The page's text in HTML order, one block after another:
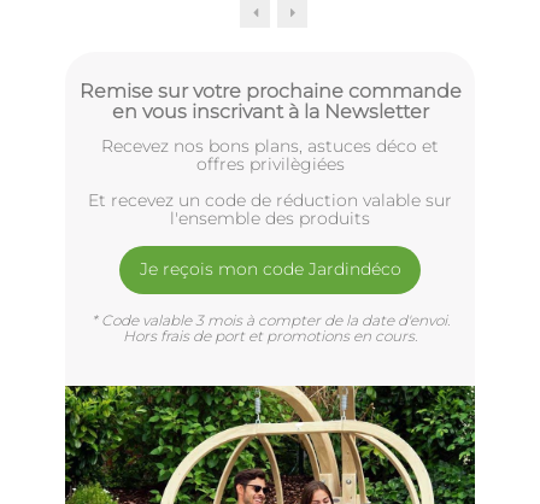
Remise sur votre prochaine commande
en vous inscrivant à la Newsletter
Recevez nos bons plans, astuces déco et
offres privilègiées
Et recevez un code de réduction valable sur
l'ensemble des produits
Je reçois mon code Jardindéco
* Code valable 3 mois à compter de la date d'envoi.
Hors frais de port et promotions en cours.